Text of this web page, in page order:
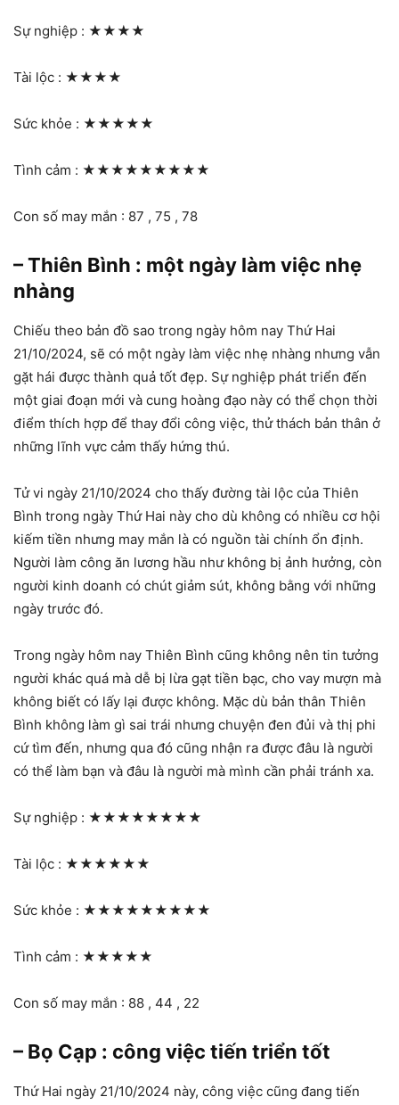
Sự nghiệp : ★★★★
Tài lộc : ★★★★
Sức khỏe : ★★★★★
Tình cảm : ★★★★★★★★★
Con số may mắn : 87 , 75 , 78
– Thiên Bình : một ngày làm việc nhẹ
nhàng
Chiếu theo bản đồ sao trong ngày hôm nay Thứ Hai
21/10/2024, sẽ có một ngày làm việc nhẹ nhàng nhưng vẫn
gặt hái được thành quả tốt đẹp. Sự nghiệp phát triển đến
một giai đoạn mới và cung hoàng đạo này có thể chọn thời
điểm thích hợp để thay đổi công việc, thử thách bản thân ở
những lĩnh vực cảm thấy hứng thú.
Tử vi ngày 21/10/2024 cho thấy đường tài lộc của Thiên
Bình trong ngày Thứ Hai này cho dù không có nhiều cơ hội
kiếm tiền nhưng may mắn là có nguồn tài chính ổn định.
Người làm công ăn lương hầu như không bị ảnh hưởng, còn
người kinh doanh có chút giảm sút, không bằng với những
ngày trước đó.
Trong ngày hôm nay Thiên Bình cũng không nên tin tưởng
người khác quá mà dễ bị lừa gạt tiền bạc, cho vay mượn mà
không biết có lấy lại được không. Mặc dù bản thân Thiên
Bình không làm gì sai trái nhưng chuyện đen đủi và thị phi
cứ tìm đến, nhưng qua đó cũng nhận ra được đâu là người
có thể làm bạn và đâu là người mà mình cần phải tránh xa.
Sự nghiệp : ★★★★★★★★
Tài lộc : ★★★★★★
Sức khỏe : ★★★★★★★★★
Tình cảm : ★★★★★
Con số may mắn : 88 , 44 , 22
– Bọ Cạp : công việc tiến triển tốt
Thứ Hai ngày 21/10/2024 này, công việc cũng đang tiến